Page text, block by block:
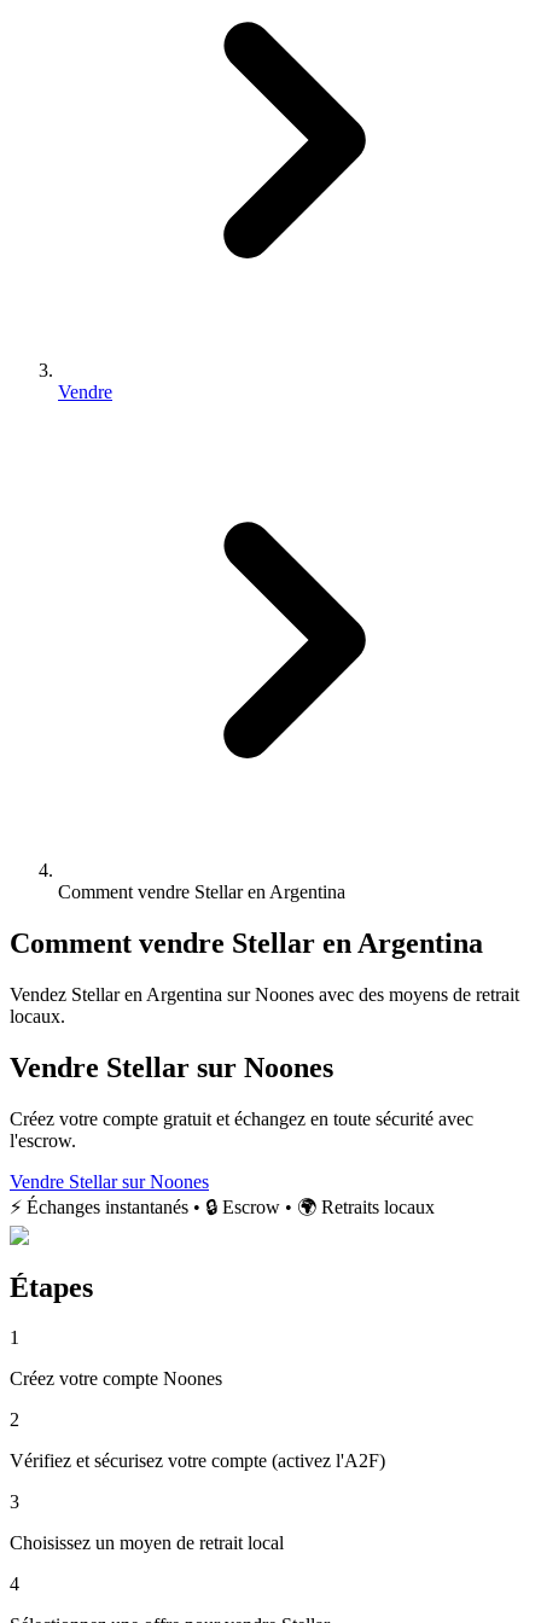
Vendre
Comment vendre Stellar en Argentina
Comment vendre Stellar en Argentina
Vendez Stellar en Argentina sur Noones avec des moyens de retrait
locaux.
Vendre Stellar sur Noones
Créez votre compte gratuit et échangez en toute sécurité avec
l'escrow.
Vendre Stellar sur Noones
⚡ Échanges instantanés • 🔒 Escrow • 🌍 Retraits locaux
Étapes
1
Créez votre compte Noones
2
Vérifiez et sécurisez votre compte (activez l'A2F)
3
Choisissez un moyen de retrait local
4